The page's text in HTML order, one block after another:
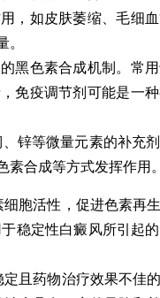
，如皮肤萎缩、毛细
。
黑色素合成机制。常
免疫调节剂可能是一
锌等微量元素的补充
合成等方式发挥作用。
胞活性，促进色素再
稳定性白癜风所引起
且药物治疗效果不佳